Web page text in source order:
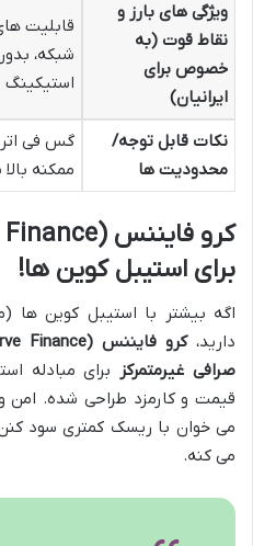
ویژگی های بارز و
نقاط قوت (به
خصوص برای
ایرانیان)
نکات قابل توجه/
محدودیت ها
گس فی
ممکنه
برای استیبل کوین ها!
دارید،کرو فایننس (Curve Finance)
صرافی غیرمتمرکز برای مبادله
قیمت و کارمزد طراحی شده. امن
می خوان با ریسک کمتری سود
می کنه.